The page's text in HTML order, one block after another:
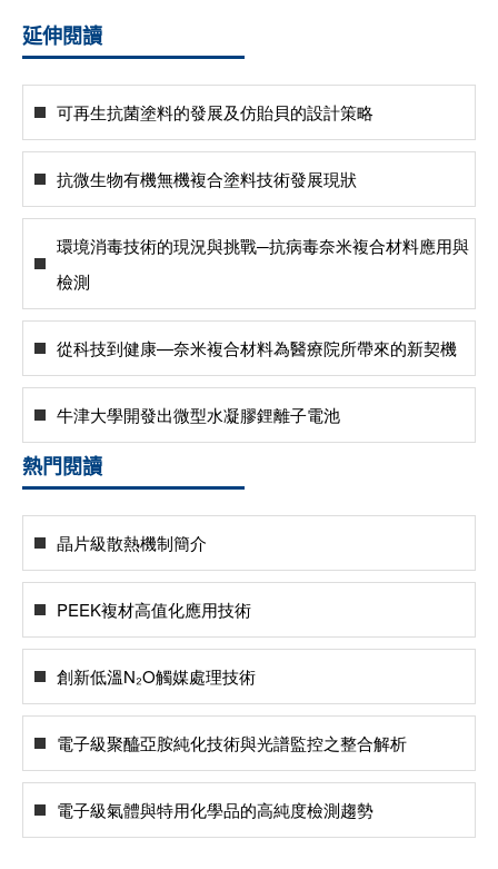
延伸閱讀
可再生抗菌塗料的發展及仿貽貝的設計策略
抗微生物有機無機複合塗料技術發展現狀
環境消毒技術的現況與挑戰─抗病毒奈米複合材料應用與
檢測
從科技到健康—奈米複合材料為醫療院所帶來的新契機
牛津大學開發出微型水凝膠鋰離子電池
熱門閱讀
晶片級散熱機制簡介
PEEK複材高值化應用技術
創新低溫N₂O觸媒處理技術
電子級聚醯亞胺純化技術與光譜監控之整合解析
電子級氣體與特用化學品的高純度檢測趨勢